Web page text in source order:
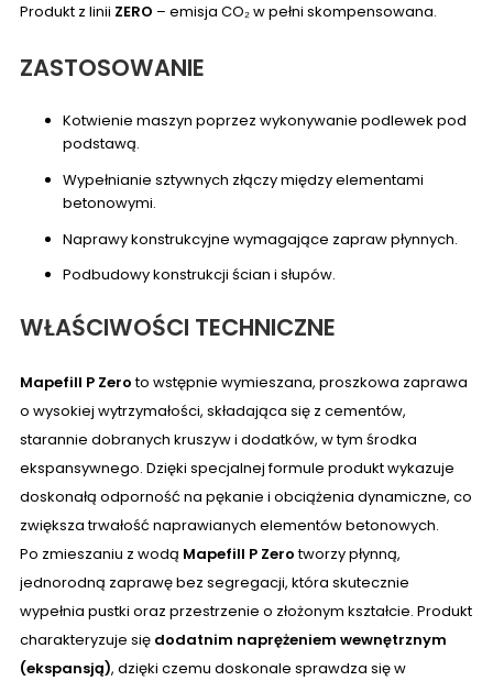
Produkt z linii ZERO – emisja CO₂ w pełni skompensowana.
ZASTOSOWANIE
Kotwienie maszyn poprzez wykonywanie podlewek pod
podstawą.
Wypełnianie sztywnych złączy między elementami
betonowymi.
Naprawy konstrukcyjne wymagające zapraw płynnych.
Podbudowy konstrukcji ścian i słupów.
WŁAŚCIWOŚCI TECHNICZNE
Mapefill P Zeroto wstępnie wymieszana, proszkowa zaprawa
o wysokiej wytrzymałości, składająca się z cementów,
starannie dobranych kruszyw i dodatków, w tym środka
ekspansywnego. Dzięki specjalnej formule produkt wykazuje
doskonałą odporność na pękanie i obciążenia dynamiczne, co
zwiększa trwałość naprawianych elementów betonowych.
Po zmieszaniu z wodą Mapefill P Zerotworzy płynną,
jednorodną zaprawę bez segregacji, która skutecznie
wypełnia pustki oraz przestrzenie o złożonym kształcie. Produkt
charakteryzuje się dodatnim naprężeniem wewnętrznym
(ekspansją), dzięki czemu doskonale sprawdza się w